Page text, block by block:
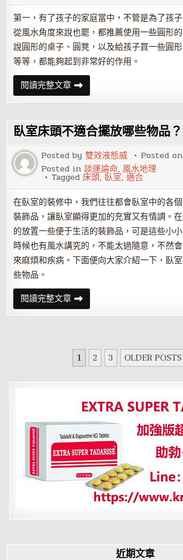
第一，有了孩子的家庭當中，不管是為了孩
從風水角度來說也罷，都推薦使用一些圓形
說圓形的桌子、圓凳，以及給孩子買一些圓
等等，都能夠起到非常好的作用。
閱讀完整文章如
何
布
家
居
可
以
讓
孩
子
聰
明
健
康
臥室床頭不適合擺放哪些物品？
Posted by雙效液態威 Posted
Posted in談運論命, 風水地理
Tagged床頭, 臥室,適合
在臥室的裝修中，我們往往都會臥室中的各
裝飾品，讓臥室顯得更加的充實又有情調。
的放置一些便于生活的裝飾品，可是這些小
時候也有風水講究的，不能太過隨意，不然
來麻煩和疾病。下面便向大家介紹一下，臥
些物品。
閱讀完整文章臥
室
床
合
擺
放
些
品？
1 2 3 OLDER
近期文章